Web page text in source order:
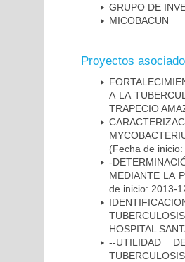
GRUPO DE
MICOBAC­UN
Proyectos
A LA
TRAPECIO
(Fecha de
-
MEDIANTE LA
de inicio: 2013-
HOSPITAL
--UTILIDAD